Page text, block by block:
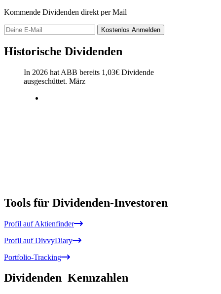
Kommende Dividenden direkt per Mail
Kostenlos Anmelden
Historische Dividenden
In 2026 hat ABB bereits 1,03€ Dividende
ausgeschüttet. März
Tools für Dividenden-Investoren
Profil auf Aktienfinder
Profil auf DivvyDiary
Portfolio-Tracking
Dividenden Kennzahlen